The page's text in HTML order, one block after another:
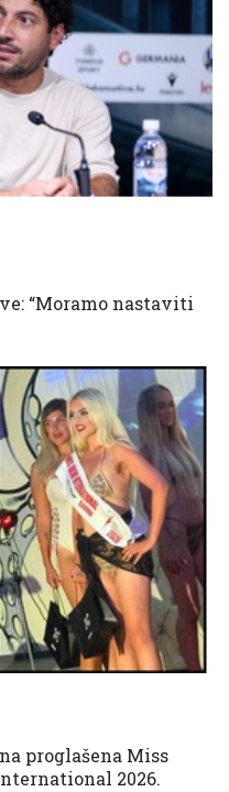
“Moramo nastaviti
proglašena Miss
2026.